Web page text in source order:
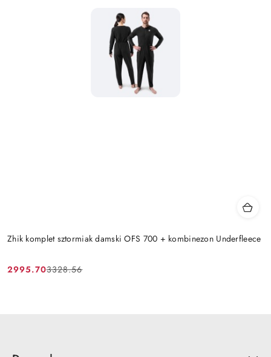
Zhik komplet sztormiak damski OFS 700 + kombinezon Underfleece
Cena
2995.70
Cena
3328.56